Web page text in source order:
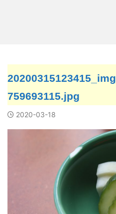
759693115.jpg
2020-03-18